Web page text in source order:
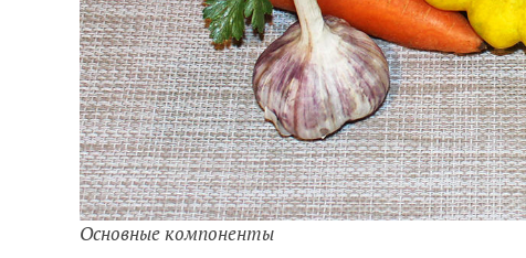
Основные компоненты